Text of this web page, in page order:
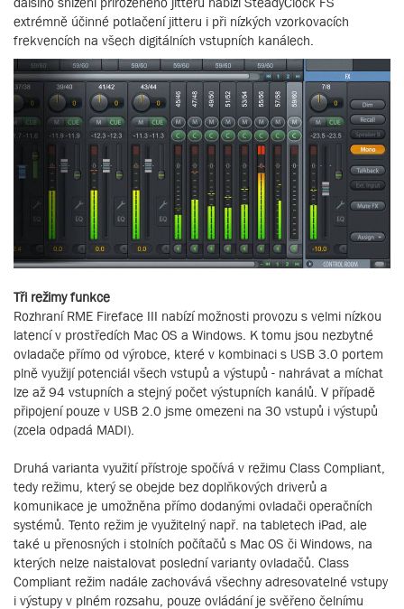
extrémně účinné potlačení jitteru i při nízkých vzorkovacích
frekvencích na všech digitálních vstupních kanálech.
Tři režimy funkce
Rozhraní RME Fireface III nabízí možnosti provozu s velmi nízkou
latencí v prostředích Mac OS a Windows. K tomu jsou nezbytné
ovladače přímo od výrobce, které v kombinaci s USB 3.0 portem
plně využijí potenciál všech vstupů a výstupů - nahrávat a míchat
lze až 94 vstupních a stejný počet výstupních kanálů. V případě
připojení pouze v USB 2.0 jsme omezeni na 30 vstupů i výstupů
(zcela odpadá MADI).
Druhá varianta využití přístroje spočívá v režimu Class Compliant,
tedy režimu, který se obejde bez doplňkových driverů a
komunikace je umožněna přímo dodanými ovladači operačních
systémů. Tento režim je využitelný např. na tabletech iPad, ale
také u přenosných i stolních počítačů s Mac OS či Windows, na
kterých nelze naistalovat poslední varianty ovladačů. Class
Compliant režim nadále zachovává všechny adresovatelné vstupy
i výstupy v plném rozsahu, pouze ovládání je svěřeno čelnímu